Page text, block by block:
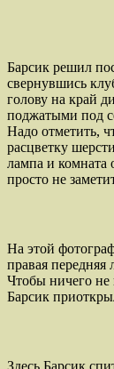
Барсик решил
свернувшись
голову на край
поджатыми под
Надо отметить,
расцветку
лампа и комната
просто не
На этой
правая передняя
Чтобы ничего не
Барсик